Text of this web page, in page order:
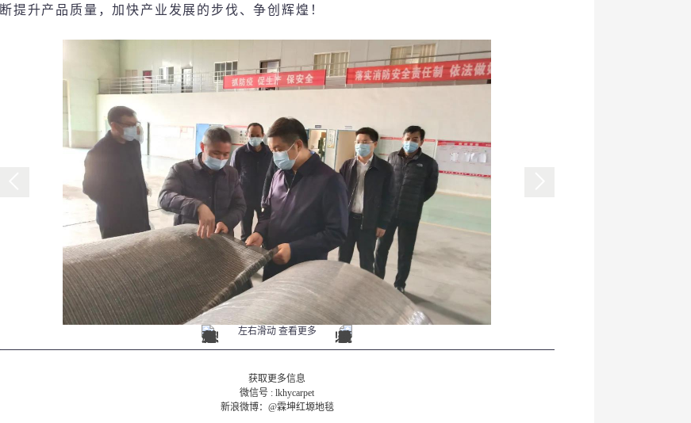
断提升产品质量，加快产业发展的步伐、争创辉煌！
左右滑动 查看更多
获取更多信息
微信号 : lkhycarpet
新浪微博：@霖坤红塬地毯